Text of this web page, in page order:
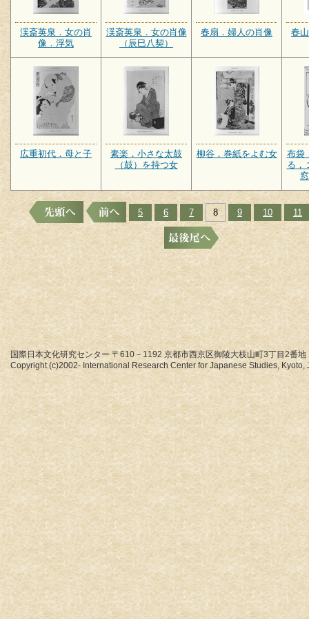
渓斎英泉．女の肖
像．浮気
渓斎英泉．女の肖像
（辰巳八契）
春扇．婦人の肖像 春
広重初代．母と子
素楽．小さな太鼓
（鼓）を持つ女
柳谷．巻紙をよむ女
布袋
る，
5 6 7 8 9 10 11
国際日本文化研究センター 〒610－1192 京都市西京区御陵大枝山町3丁目2番地
Copyright (c)2002- International Research Center for Japanese Studies, Kyoto,